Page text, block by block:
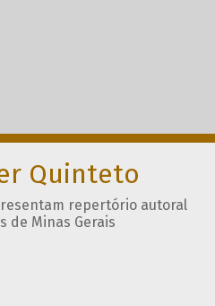
Quinteto
repertório autoral
de Minas Gerais